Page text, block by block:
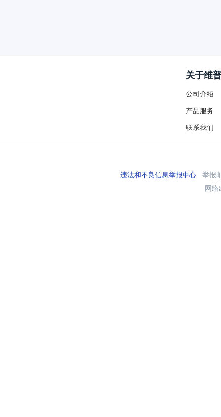
关于维普
公司介绍
产品服务
联系我们
违法和不良信息举报中心举报
网